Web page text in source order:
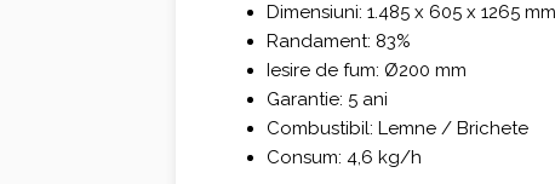
Dimensiuni: 1.485 x 605 x 1265 mm
Randament: 83%
Iesire de fum: Ø200 mm
Garantie: 5 ani
Combustibil: Lemne / Brichete
Consum: 4,6 kg/h